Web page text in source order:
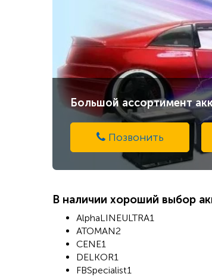
Большой ассортимент
Позвонить
В наличии хороший выбор
AlphaLINEULTRA1
ATOMAN2
CENE1
DELKOR1
FBSpecialist1